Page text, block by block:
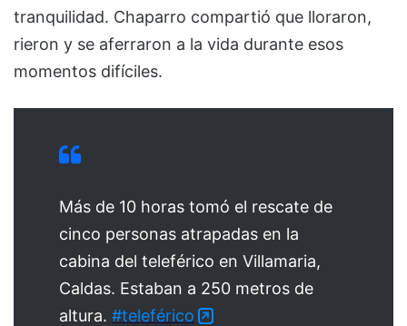
tranquilidad. Chaparro compartió que lloraron,
rieron y se aferraron a la vida durante esos
momentos difíciles.
Más de 10 horas tomó el rescate de
cinco personas atrapadas en la
cabina del teleférico en Villamaria,
Caldas. Estaban a 250 metros de
altura. #teleférico